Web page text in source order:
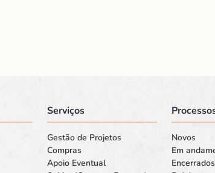
Serviços
Gestão de Projetos
Compras
Apoio Eventual
Novos
Em
Encerrados